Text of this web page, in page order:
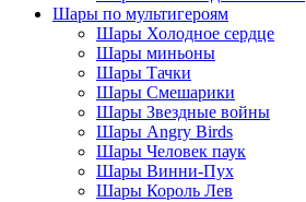
Шары по мультигероям
Шары Холодное сердце
Шары миньоны
Шары Тачки
Шары Смешарики
Шары Звездные войны
Шары Angry Birds
Шары Человек паук
Шары Винни-Пух
Шары Король Лев